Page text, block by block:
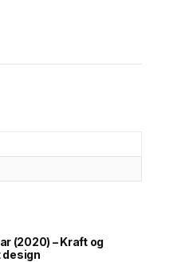
(2020) – Kraft og
design